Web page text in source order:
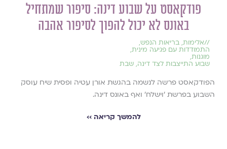
פודקאסט על שבוע דינה: סיפור שמתחיל
באונס לא יכול להפוך לסיפור אהבה
//אלימות, בריאות הנפש,
התמודדות עם פגיעה מינית,
מוגנות,
שבוע התייצבות לצד דינה, שבת
הפודקאסט פרשה לנשמה בהגשת אורן עטיה ופסית שיח עוסק
השבוע בפרשת ׳וישלח׳ ואף באונס דינה.
להמשך קריאה ››